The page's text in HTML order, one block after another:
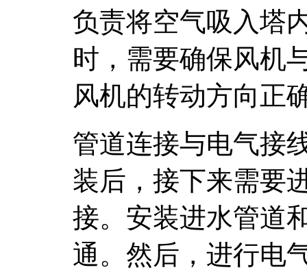
负责将空气吸入塔
时，需要确保风机
风机的转动方向正
管道连接与电气接
装后，接下来需要
接。安装进水管道
通。然后，进行电